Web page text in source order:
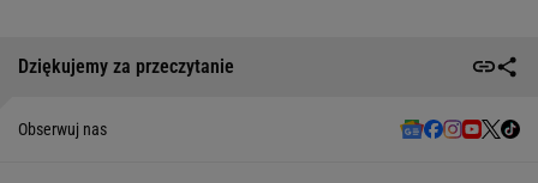
Dziękujemy za przeczytanie
Obserwuj nas